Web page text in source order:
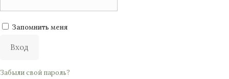
Запомнить меня
Вход
Забыли свой пароль?